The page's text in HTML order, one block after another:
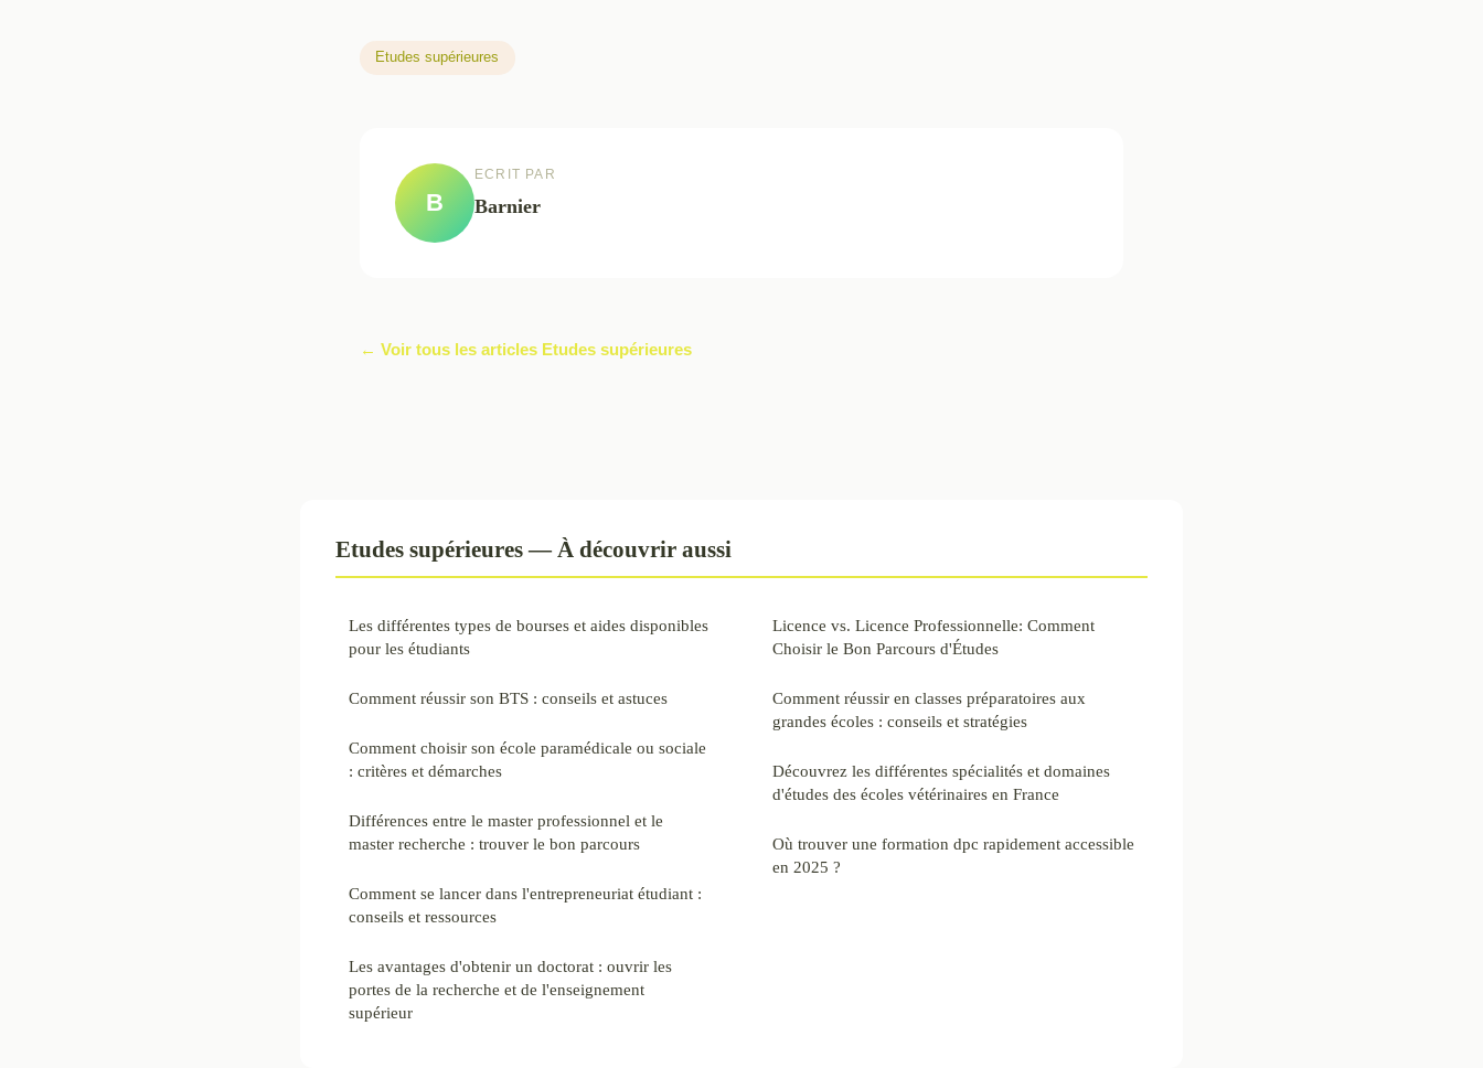
Etudes supérieures
B
ECRIT PAR
Barnier
← Voir tous les articles Etudes supérieures
Etudes supérieures — À découvrir aussi
Les différentes types de bourses et aides disponibles
pour les étudiants
Comment réussir son BTS : conseils et astuces
Comment choisir son école paramédicale ou sociale
: critères et démarches
Différences entre le master professionnel et le
master recherche : trouver le bon parcours
Comment se lancer dans l'entrepreneuriat étudiant :
conseils et ressources
Les avantages d'obtenir un doctorat : ouvrir les
portes de la recherche et de l'enseignement
supérieur
Licence vs. Licence Professionnelle: Comment
Choisir le Bon Parcours d'Études
Comment réussir en classes préparatoires aux
grandes écoles : conseils et stratégies
Découvrez les différentes spécialités et domaines
d'études des écoles vétérinaires en France
Où trouver une formation dpc rapidement accessible
en 2025 ?